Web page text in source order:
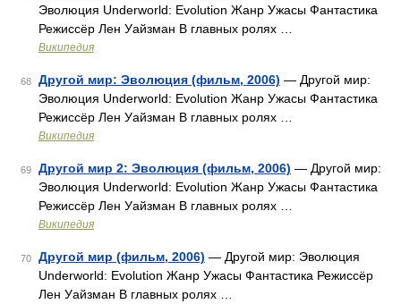
Эволюция Underworld: Evolution Жанр Ужасы Фантастика
Режиссёр Лен Уайзман В главных ролях …
Википедия
68 Другой мир: Эволюция (фильм, 2006) — Другой мир:
Эволюция Underworld: Evolution Жанр Ужасы Фантастика
Режиссёр Лен Уайзман В главных ролях …
Википедия
69 Другой мир 2: Эволюция (фильм, 2006) — Другой мир:
Эволюция Underworld: Evolution Жанр Ужасы Фантастика
Режиссёр Лен Уайзман В главных ролях …
Википедия
70 Другой мир (фильм, 2006) — Другой мир: Эволюция
Underworld: Evolution Жанр Ужасы Фантастика Режиссёр
Лен Уайзман В главных ролях …